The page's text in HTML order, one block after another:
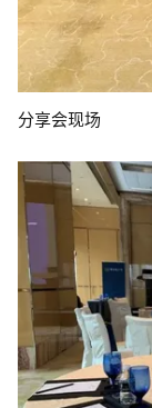
分享会现场